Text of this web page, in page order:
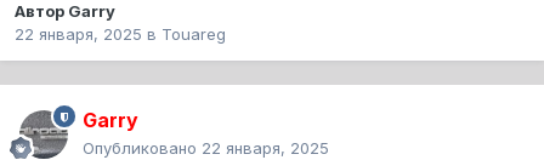
Автор Garry
22 января, 2025 в Touareg
Garry
Опубликовано 22 января, 2025